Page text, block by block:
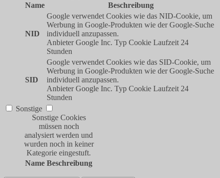
Name
Beschreibung
NID
Google verwendet Cookies wie das NID-Cookie, um
Werbung in Google-Produkten wie der Google-Suche
individuell anzupassen.
Anbieter Google Inc. Typ Cookie Laufzeit 24
Stunden
SID
Google verwendet Cookies wie das SID-Cookie, um
Werbung in Google-Produkten wie der Google-Suche
individuell anzupassen.
Anbieter Google Inc. Typ Cookie Laufzeit 24
Stunden
Sonstige
Sonstige Cookies
müssen noch
analysiert werden und
wurden noch in keiner
Kategorie eingestuft.
Name Beschreibung